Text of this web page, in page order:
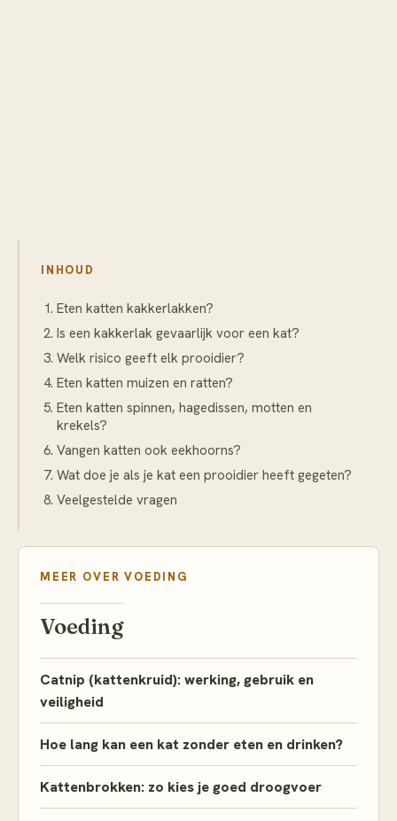
INHOUD
Eten katten kakkerlakken?
Is een kakkerlak gevaarlijk voor een kat?
Welk risico geeft elk prooidier?
Eten katten muizen en ratten?
Eten katten spinnen, hagedissen, motten en
krekels?
Vangen katten ook eekhoorns?
Wat doe je als je kat een prooidier heeft gegeten?
Veelgestelde vragen
MEER OVER VOEDING
Voeding
Catnip (kattenkruid): werking, gebruik en
veiligheid
Hoe lang kan een kat zonder eten en drinken?
Kattenbrokken: zo kies je goed droogvoer